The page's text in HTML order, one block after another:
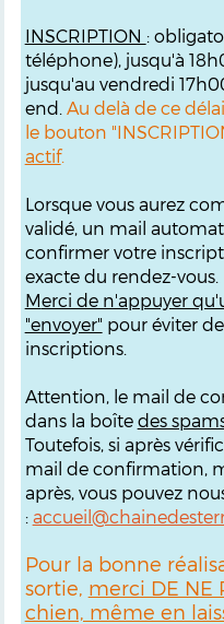
INSCRIPTION :
téléphone), jusqu'à
jusqu'au vendredi
end. Au delà de ce
le bouton
actif.
Lorsque vous aurez
validé, un mail
confirmer votre
exacte du rendez-vous.
Merci de n'appuyer
"envoyer" pour éviter
inscriptions.
Attention, le mail de
dans la boîte des
Toutefois, si après
mail de confirmation,
après, vous pouvez
:
Pour la bonne
sortie, merci DE NE
chien, même en